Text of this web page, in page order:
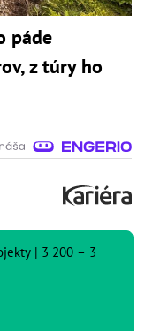
páde
z túry ho
| 3 200 – 3